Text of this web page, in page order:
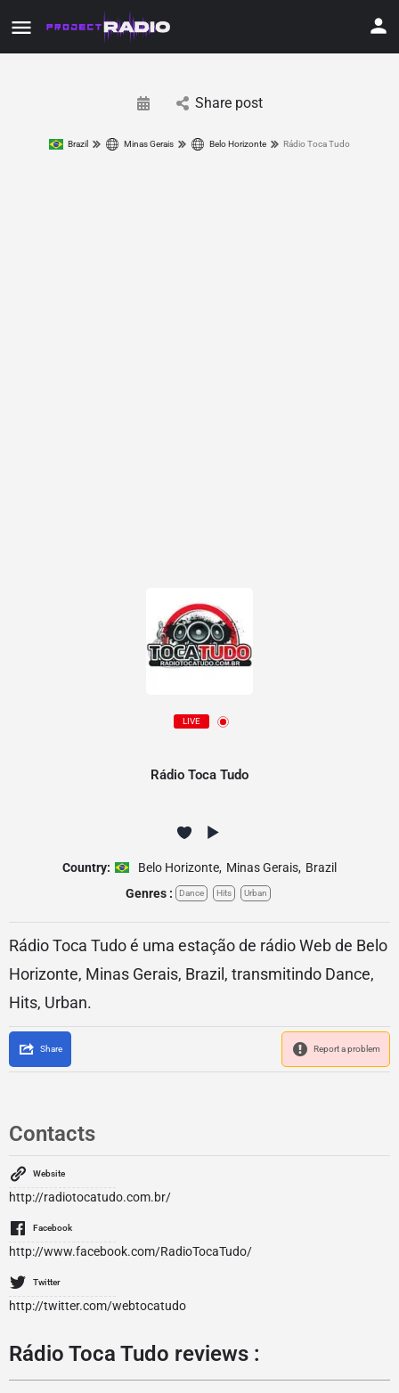
Share post
Brazil Minas Gerais Belo Horizonte Rádio Toca Tudo
LIVE
Rádio Toca Tudo
Country: Belo Horizonte, Minas Gerais, Brazil
Genres :
Dance Hits Urban
Rádio Toca Tudo é uma estação de rádio Web de Belo
Horizonte, Minas Gerais, Brazil, transmitindo Dance,
Hits, Urban.
Share Report a problem
Contacts
Website
http://radiotocatudo.com.br/
Facebook
http://www.facebook.com/RadioTocaTudo/
Twitter
http://twitter.com/webtocatudo
Rádio Toca Tudo reviews :